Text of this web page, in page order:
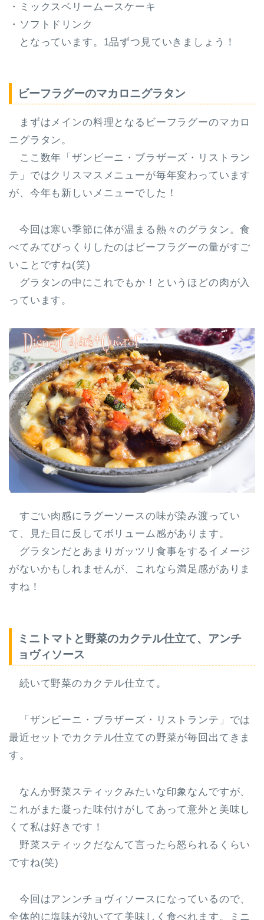
・ミックスベリームースケーキ
・ソフトドリンク
となっています。1品ずつ見ていきましょう！
ビーフラグーのマカロニグラタン
まずはメインの料理となるビーフラグーのマカロ
ニグラタン。
ここ数年「ザンビーニ・ブラザーズ・リストラン
テ」ではクリスマスメニューが毎年変わっています
が、今年も新しいメニューでした！
今回は寒い季節に体が温まる熱々のグラタン。食
べてみてびっくりしたのはビーフラグーの量がすご
いことですね(笑)
グラタンの中にこれでもか！というほどの肉が入
っています。
すごい肉感にラグーソースの味が染み渡ってい
て、見た目に反してボリューム感があります。
グラタンだとあまりガッツリ食事をするイメージ
がないかもしれませんが、これなら満足感がありま
すね！
ミニトマトと野菜のカクテル仕立て、アンチ
ョヴィソース
続いて野菜のカクテル仕立て。
「ザンビーニ・ブラザーズ・リストランテ」では
最近セットでカクテル仕立ての野菜が毎回出てきま
す。
なんか野菜スティックみたいな印象なんですが、
これがまた凝った味付けがしてあって意外と美味し
くて私は好きです！
野菜スティックだなんて言ったら怒られるくらい
ですね(笑)
今回はアンンチョヴィソースになっているので、
全体的に塩味が効いてて美味しく食べれます。ミニ